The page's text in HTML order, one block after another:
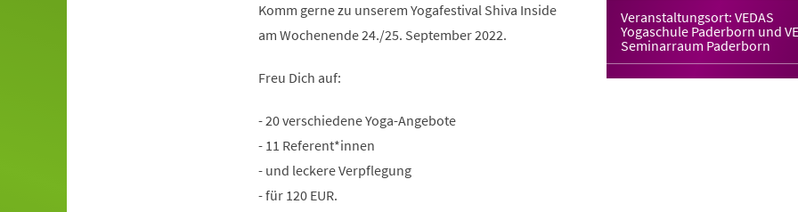
Veranstaltungsort: VEDAS
Yogaschule Paderborn und
Seminarraum Paderborn
Komm gerne zu unserem Yogafestival Shiva Inside
am Wochenende 24./25. September 2022.
Freu Dich auf:
- 20 verschiedene Yoga-Angebote
- 11 Referent*innen
- und leckere Verpflegung
- für 120 EUR.